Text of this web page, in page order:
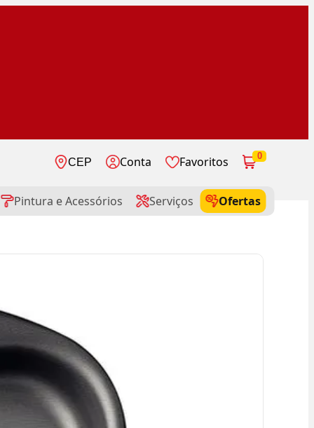
CEP Conta Favoritos 0
Pintura e Acessórios Serviços
Ofertas